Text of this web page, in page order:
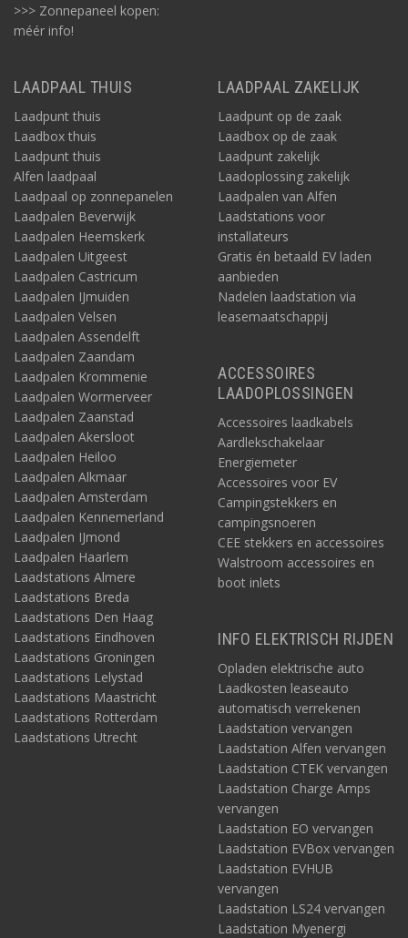
>>> Zonnepaneel kopen:
méér info!
LAADPAAL THUIS
Laadpunt thuis
Laadbox thuis
Laadpunt thuis
Alfen laadpaal
Laadpaal op zonnepanelen
Laadpalen Beverwijk
Laadpalen Heemskerk
Laadpalen Uitgeest
Laadpalen Castricum
Laadpalen IJmuiden
Laadpalen Velsen
Laadpalen Assendelft
Laadpalen Zaandam
Laadpalen Krommenie
Laadpalen Wormerveer
Laadpalen Zaanstad
Laadpalen Akersloot
Laadpalen Heiloo
Laadpalen Alkmaar
Laadpalen Amsterdam
Laadpalen Kennemerland
Laadpalen IJmond
Laadpalen Haarlem
Laadstations Almere
Laadstations Breda
Laadstations Den Haag
Laadstations Eindhoven
Laadstations Groningen
Laadstations Lelystad
Laadstations Maastricht
Laadstations Rotterdam
Laadstations Utrecht
LAADPAAL ZAKELIJK
Laadpunt op de zaak
Laadbox op de zaak
Laadpunt zakelijk
Laadoplossing zakelijk
Laadpalen van Alfen
Laadstations voor
installateurs
Gratis én betaald EV laden
aanbieden
Nadelen laadstation via
leasemaatschappij
ACCESSOIRES
LAADOPLOSSINGEN
Accessoires laadkabels
Aardlekschakelaar
Energiemeter
Accessoires voor EV
Campingstekkers en
campingsnoeren
CEE stekkers en accessoires
Walstroom accessoires en
boot inlets
INFO ELEKTRISCH RIJDEN
Opladen elektrische auto
Laadkosten leaseauto
automatisch verrekenen
Laadstation vervangen
Laadstation Alfen vervangen
Laadstation CTEK vervangen
Laadstation Charge Amps
vervangen
Laadstation EO vervangen
Laadstation EVBox vervangen
Laadstation EVHUB
vervangen
Laadstation LS24 vervangen
Laadstation Myenergi